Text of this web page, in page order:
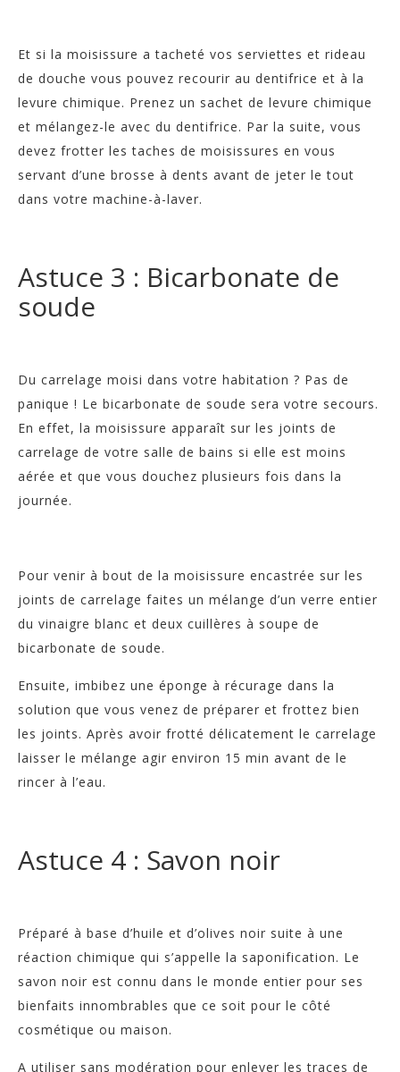
Et si la moisissure a tacheté vos serviettes et rideau
de douche vous pouvez recourir au dentifrice et à la
levure chimique. Prenez un sachet de levure chimique
et mélangez-le avec du dentifrice. Par la suite, vous
devez frotter les taches de moisissures en vous
servant d’une brosse à dents avant de jeter le tout
dans votre machine-à-laver.
Astuce 3 : Bicarbonate de
soude
Du carrelage moisi dans votre habitation ? Pas de
panique ! Le bicarbonate de soude sera votre secours.
En effet, la moisissure apparaît sur les joints de
carrelage de votre salle de bains si elle est moins
aérée et que vous douchez plusieurs fois dans la
journée.
Pour venir à bout de la moisissure encastrée sur les
joints de carrelage faites un mélange d’un verre entier
du vinaigre blanc et deux cuillères à soupe de
bicarbonate de soude.
Ensuite, imbibez une éponge à récurage dans la
solution que vous venez de préparer et frottez bien
les joints. Après avoir frotté délicatement le carrelage
laisser le mélange agir environ 15 min avant de le
rincer à l’eau.
Astuce 4 : Savon noir
Préparé à base d’huile et d’olives noir suite à une
réaction chimique qui s’appelle la saponification. Le
savon noir est connu dans le monde entier pour ses
bienfaits innombrables que ce soit pour le côté
cosmétique ou maison.
A utiliser sans modération pour enlever les traces de